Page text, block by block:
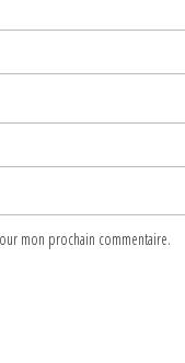
mon prochain commentaire.